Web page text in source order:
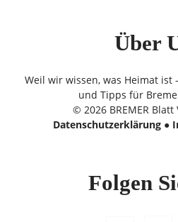
Über
Weil wir wissen, was Heimat ist
und Tipps für
© 2026 BREMER Blatt
Datenschutzerklärung ●
Folgen